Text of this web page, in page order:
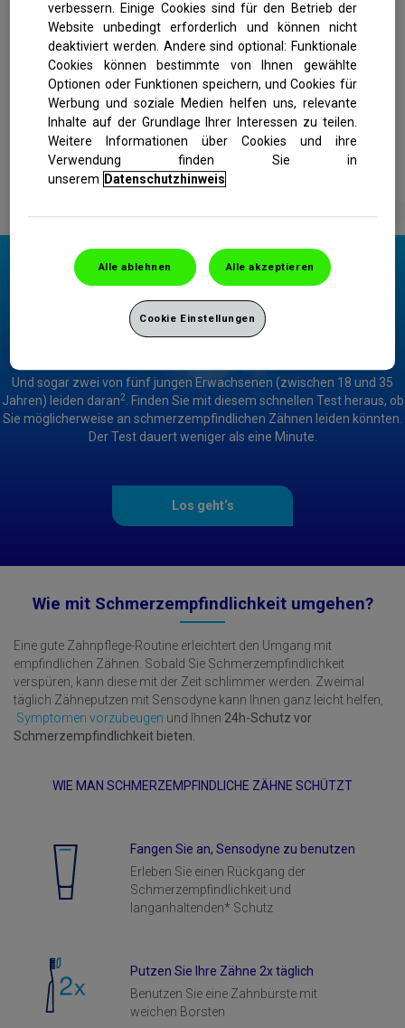
Und sogar zwei von fünf jungen Erwachsenen (zwischen 18 und 35
Jahren) leiden daran2. Finden Sie mit diesem schnellen Test heraus, ob
Sie möglicherweise an schmerzempfindlichen Zähnen leiden könnten.
Der Test dauert weniger als eine Minute.
Los geht‘s
Wie mit Schmerzempfindlichkeit umgehen?
Eine gute Zahnpflege-Routine erleichtert den Umgang mit
empfindlichen Zähnen. Sobald Sie Schmerzempfindlichkeit
verspüren, kann diese mit der Zeit schlimmer werden. Zweimal
täglich Zähneputzen mit Sensodyne kann Ihnen ganz leicht helfen,
Symptomen vorzubeugen und Ihnen 24h-Schutz vor
Schmerzempfindlichkeit bieten
WIE MAN SCHMERZEMPFINDLICHE ZÄHNE SCHÜTZT
Fangen Sie an, Sensodyne zu benutzen
Erleben Sie einen Rückgang der
Schmerzempfindlichkeit und
langanhaltenden* Schutz
Putzen Sie Ihre Zähne 2x täglich
Benutzen Sie eine Zahnbürste mit
weichen Borsten
verbessern. Einige Cookies sind für den Betrieb der
Website unbedingt erforderlich und können nicht
deaktiviert werden. Andere sind optional: Funktionale
Cookies können bestimmte von Ihnen gewählte
Optionen oder Funktionen speichern, und Cookies für
Werbung und soziale Medien helfen uns, relevante
Inhalte auf der Grundlage Ihrer Interessen zu teilen.
Weitere Informationen über Cookies und ihre
Verwendung finden Sie in
unserem Datenschutzhinweis
Alle ablehnen Alle akzeptieren
Cookie Einstellungen